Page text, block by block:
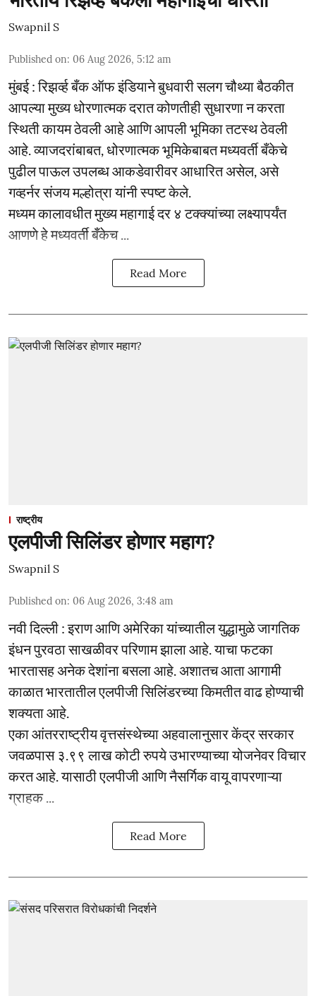
Swapnil S
Published on: 06 Aug 2026, 5:12 am
मुंबई : रिझर्व्ह बँक ऑफ इंडियाने बुधवारी सलग चौथ्या बैठकीत
आपल्या मुख्य धोरणात्मक दरात कोणतीही सुधारणा न करता
स्थिती कायम ठेवली आहे आणि आपली भूमिका तटस्थ ठेवली
आहे. व्याजदरांबाबत, धोरणात्मक भूमिकेबाबत मध्यवर्ती बँकेचे
पुढील पाऊल उपलब्ध आकडेवारीवर आधारित असेल, असे
गव्हर्नर संजय मल्होत्रा यांनी स्पष्ट केले.
मध्यम कालावधीत मुख्य महागाई दर ४ टक्क्यांच्या लक्ष्यापर्यंत
आणणे हे मध्यवर्ती बँकेच ...
Read More
राष्ट्रीय
एलपीजी सिलिंडर होणार महाग?
Swapnil S
Published on: 06 Aug 2026, 3:48 am
नवी दिल्ली : इराण आणि अमेरिका यांच्यातील युद्धामुळे जागतिक
इंधन पुरवठा साखळीवर परिणाम झाला आहे. याचा फटका
भारतासह अनेक देशांना बसला आहे. अशातच आता आगामी
काळात भारतातील एलपीजी सिलिंडरच्या किमतीत वाढ होण्याची
शक्यता आहे.
एका आंतरराष्ट्रीय वृत्तसंस्थेच्या अहवालानुसार केंद्र सरकार
जवळपास ३.९९ लाख कोटी रुपये उभारण्याच्या योजनेवर विचार
करत आहे. यासाठी एलपीजी आणि नैसर्गिक वायू वापरणाऱ्या
ग्राहक ...
Read More